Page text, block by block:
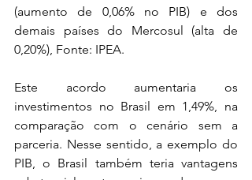
(aumento de 0,06% no PIB) e dos
demais países do Mercosul (alta de
0,20%), Fonte: IPEA.
Este acordo aumentaria os
investimentos no Brasil em 1,49%, na
comparação com o cenário sem a
parceria. Nesse sentido, a exemplo do
PIB, o Brasil também teria vantagens